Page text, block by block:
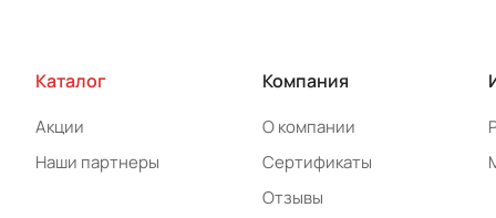
Каталог
Акции
Наши партнеры
Компания
О компании
Сертификаты
Отзывы